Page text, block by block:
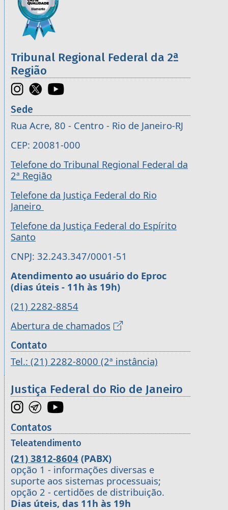
Tribunal Regional Federal da 2ª
Região
Sede
Rua Acre, 80 - Centro - Rio de Janeiro-RJ
CEP: 20081-000
Telefone do Tribunal Regional Federal da
2ª Região
Telefone da Justiça Federal do Rio
Janeiro
Telefone da Justiça Federal do Espírito
Santo
CNPJ: 32.243.347/0001-51
Atendimento ao usuário do Eproc
(dias úteis - 11h às 19h)
(21) 2282-8854
Abertura de chamados
Contato
Tel.: (21) 2282-8000 (2ª instância)
Justiça Federal do Rio de Janeiro
Contatos
Teleatendimento
(21) 3812-8604 (PABX)
opção 1 - informações diversas e
suporte aos sistemas processuais;
opção 2 - certidões de distribuição.
Dias úteis, das 11h às 19h